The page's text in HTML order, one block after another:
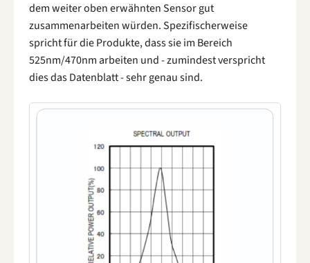
dem weiter oben erwähnten Sensor gut
zusammenarbeiten würden. Spezifischerweise
spricht für die Produkte, dass sie im Bereich
525nm/470nm arbeiten und - zumindest verspricht
dies das Datenblatt - sehr genau sind.